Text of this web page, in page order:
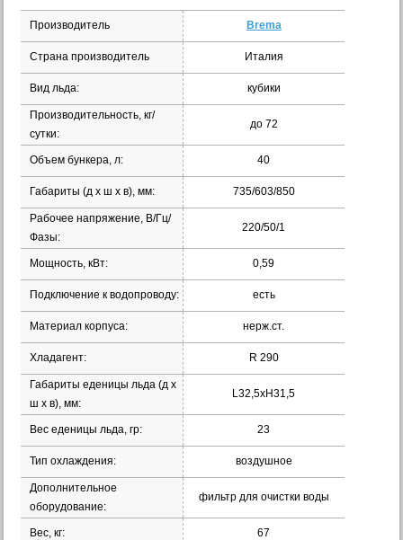
Производитель Brema
Страна производитель Италия
Вид льда: кубики
Производительность, кг/
сутки:
до 72
Объем бункера, л: 40
Габариты (д х ш х в), мм: 735/603/850
Рабочее напряжение, В/Гц/
Фазы:
220/50/1
Мощность, кВт: 0,59
Подключение к водопроводу: есть
Материал корпуса: нерж.ст.
Хладагент: R 290
Габариты еденицы льда (д х
ш х в), мм:
L32,5хH31,5
Вес еденицы льда, гр: 23
Тип охлаждения: воздушное
Дополнительное
оборудование:
фильтр для очистки воды
Вес, кг: 67